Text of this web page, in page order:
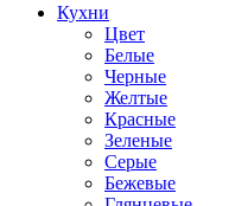
Кухни
Цвет
Белые
Черные
Желтые
Красные
Зеленые
Серые
Бежевые